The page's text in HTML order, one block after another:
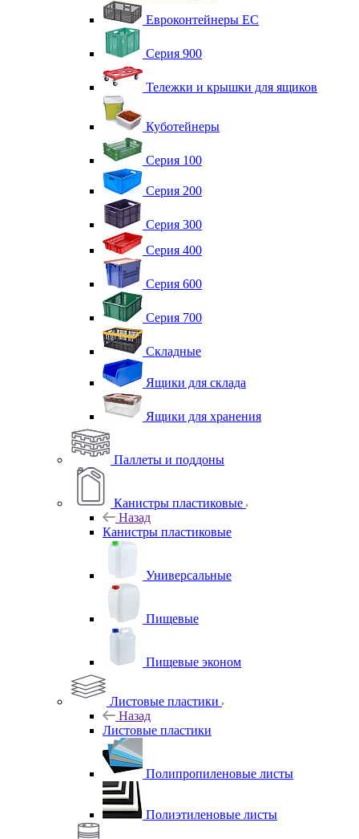
Евроконтейнеры ЕС
Серия 900
Тележки и крышки для ящиков
Куботейнеры
Серия 100
Серия 200
Серия 300
Серия 400
Серия 600
Серия 700
Складные
Ящики для склада
Ящики для хранения
Паллеты и поддоны
Канистры пластиковые
Назад
Канистры пластиковые
Универсальные
Пищевые
Пищевые эконом
Листовые пластики
Назад
Листовые пластики
Полипропиленовые листы
Полиэтиленовые листы